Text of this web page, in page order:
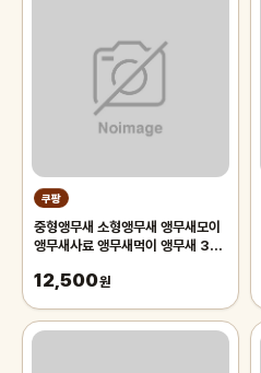
쿠팡
중형앵무새 소형앵무새 앵무새모이
앵무새사료 앵무새먹이 앵무새 3개,
12,500원